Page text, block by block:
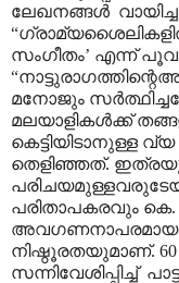
ലേഖനങ്ങൾ
സംഗീതം’ എന്ന്
മനോജും
മലയാളികൾക്ക്
കെട്ടിയിടാനുള്ള
തെളിഞ്ഞത്.
പരിതാപകരവും
അവഗണനാപരമായ
നിഷ്ഠൂരതയുമാണ്.
സന്നിവേശിപ്പിച്ച്